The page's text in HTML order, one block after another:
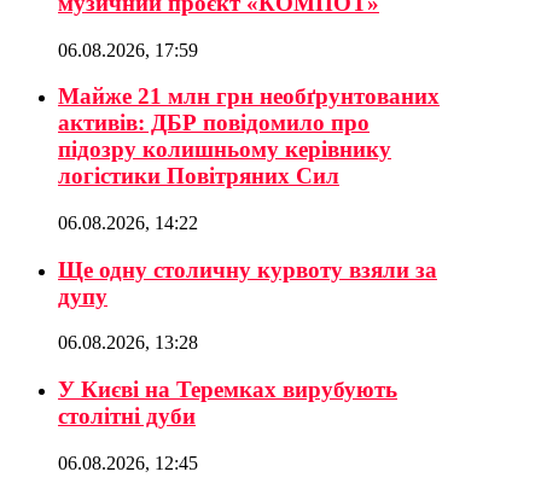
06.08.2026, 17:59
Майже 21 млн грн необґрунтованих
активів: ДБР повідомило про
підозру колишньому керівнику
логістики Повітряних Сил
06.08.2026, 14:22
Ще одну столичну курвоту взяли за
дупу
06.08.2026, 13:28
У Києві на Теремках вирубують
столітні дуби
06.08.2026, 12:45